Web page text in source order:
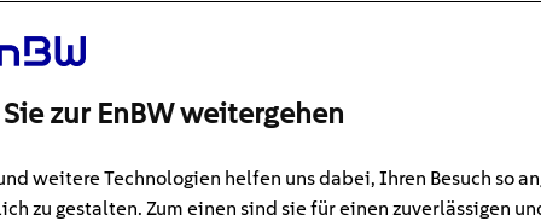
zur EnBW weitergehen
weitere Technologien helfen uns dabei, Ihren Besuch so
zu gestalten. Zum einen sind sie für einen zuverlässigen